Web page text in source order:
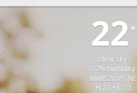
22 °
clear sky
57% humidity
wind: 2m/s NE
H 22 • L 22